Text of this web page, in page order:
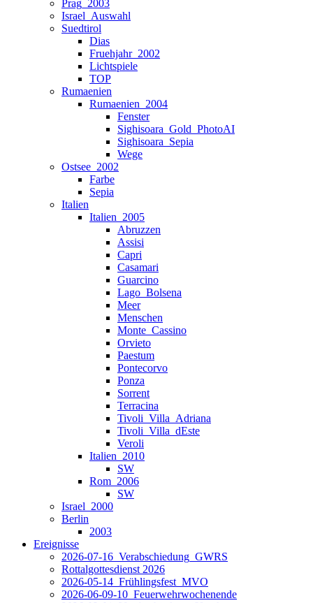
Prag_2003
Israel_Auswahl
Suedtirol
Dias
Fruehjahr_2002
Lichtspiele
TOP
Rumaenien
Rumaenien_2004
Fenster
Sighisoara_Gold_PhotoAI
Sighisoara_Sepia
Wege
Ostsee_2002
Farbe
Sepia
Italien
Italien_2005
Abruzzen
Assisi
Capri
Casamari
Guarcino
Lago_Bolsena
Meer
Menschen
Monte_Cassino
Orvieto
Paestum
Pontecorvo
Ponza
Sorrent
Terracina
Tivoli_Villa_Adriana
Tivoli_Villa_dEste
Veroli
Italien_2010
SW
Rom_2006
SW
Israel_2000
Berlin
2003
Ereignisse
2026-07-16_Verabschiedung_GWRS
Rottalgottesdienst 2026
2026-05-14_Frühlingsfest_MVO
2026-06-09-10_Feuerwehrwochenende